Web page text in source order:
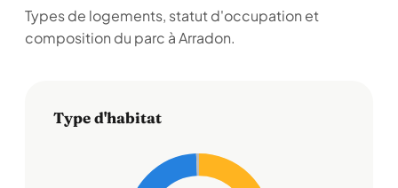
Types de logements, statut d'occupation et
composition du parc à Arradon.
Type d'habitat